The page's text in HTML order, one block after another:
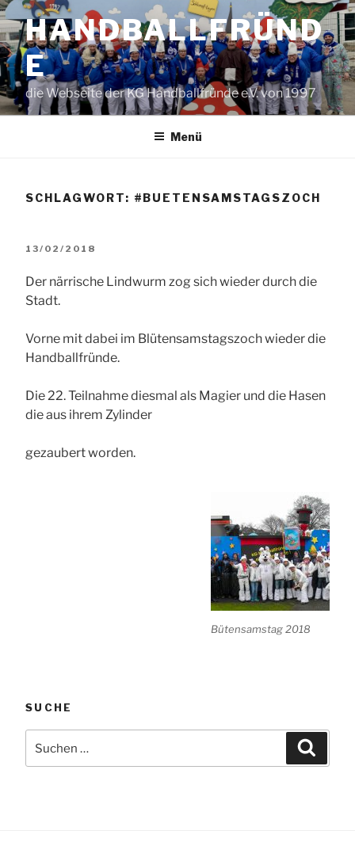
Zum
Inhalt
springenHANDBALLFRÜND
E
die Webseite der KG Handballfründe e.V. von 1997
Menü
SCHLAGWORT: #BUETENSAMSTAGSZOCH
VERÖFFENTLICHT
13/02/2018
Der närrische Lindwurm zog sich wieder durch die
Stadt.
Vorne mit dabei im Blütensamstagszoch wieder die
Handballfründe.
Die 22. Teilnahme diesmal als Magier und die Hasen
die aus ihrem Zylinder
gezaubert worden.
Bütensamstag 2018
SUCHE
nach: